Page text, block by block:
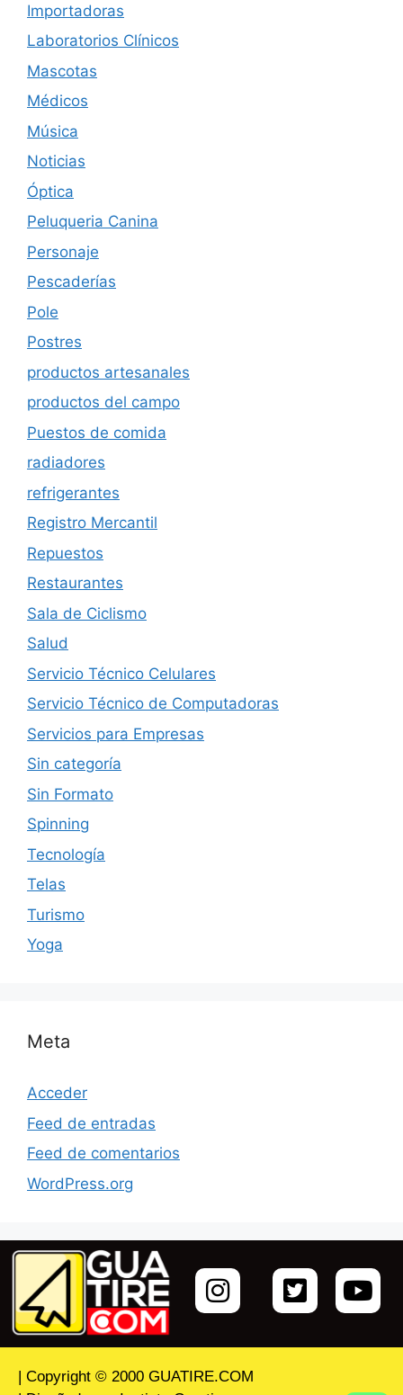
Importadoras
Laboratorios Clínicos
Mascotas
Médicos
Música
Noticias
Óptica
Peluqueria Canina
Personaje
Pescaderías
Pole
Postres
productos artesanales
productos del campo
Puestos de comida
radiadores
refrigerantes
Registro Mercantil
Repuestos
Restaurantes
Sala de Ciclismo
Salud
Servicio Técnico Celulares
Servicio Técnico de Computadoras
Servicios para Empresas
Sin categoría
Sin Formato
Spinning
Tecnología
Telas
Turismo
Yoga
Meta
Acceder
Feed de entradas
Feed de comentarios
WordPress.org
| Copyright © 2000 GUATIRE.COM